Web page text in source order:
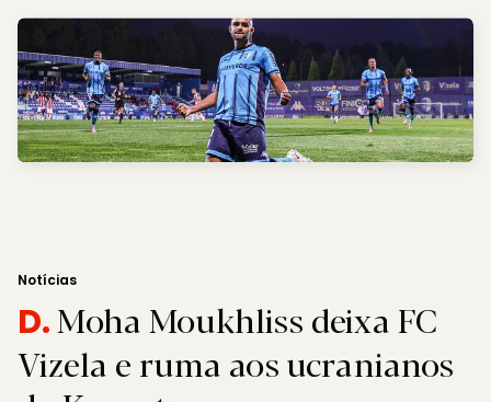
Notícias
D.Moha Moukhliss deixa FC
Vizela e ruma aos ucranianos